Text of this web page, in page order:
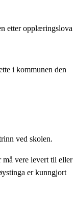
etter opplæringslova
i kommunen den
ved skolen.
må vere levert til eller
er kunngjort